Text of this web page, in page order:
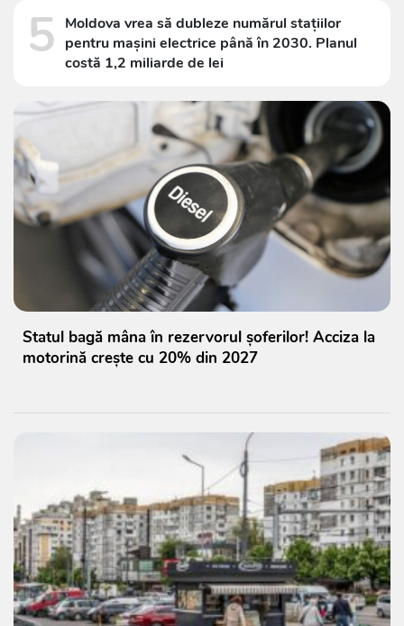
5 Moldova vrea să dubleze numărul stațiilor
pentru mașini electrice până în 2030. Planul
costă 1,2 miliarde de lei
Statul bagă mâna în rezervorul șoferilor! Acciza la
motorină crește cu 20% din 2027